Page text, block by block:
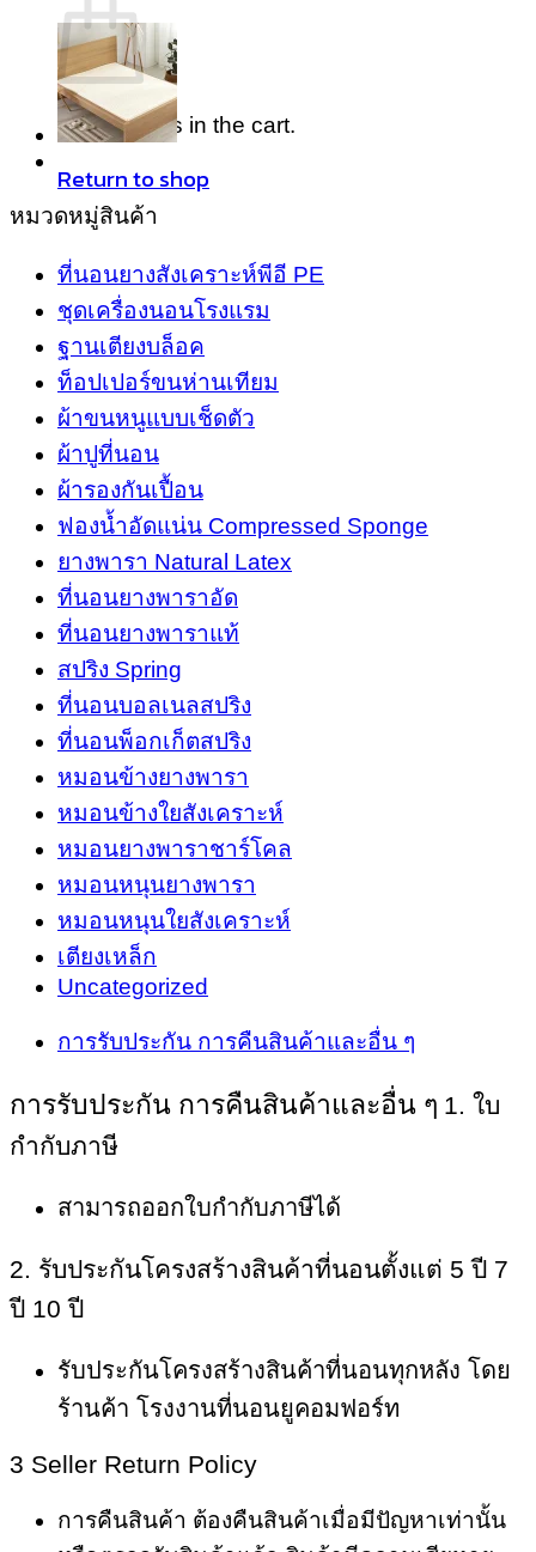
No products in the cart.
Return to shop
หมวดหมู่สินค้า
ที่นอนยางสังเคราะห์พีอี PE
ชุดเครื่องนอนโรงแรม
ฐานเตียงบล็อค
ท็อปเปอร์ขนห่านเทียม
ผ้าขนหนูแบบเช็ดตัว
ผ้าปูที่นอน
ผ้ารองกันเปื้อน
ฟองน้ำอัดแน่น Compressed Sponge
ยางพารา Natural Latex
ที่นอนยางพาราอัด
ที่นอนยางพาราแท้
สปริง Spring
ที่นอนบอลเนลสปริง
ที่นอนพ็อกเก็ตสปริง
หมอนข้างยางพารา
หมอนข้างใยสังเคราะห์
หมอนยางพาราชาร์โคล
หมอนหนุนยางพารา
หมอนหนุนใยสังเคราะห์
เตียงเหล็ก
Uncategorized
การรับประกัน การคืนสินค้าและอื่น ๆ
การรับประกัน การคืนสินค้าและอื่น ๆ 1. ใบ
กำกับภาษี
สามารถออกใบกำกับภาษีได้
2. รับประกันโครงสร้างสินค้าที่นอนตั้งแต่ 5 ปี 7
ปี 10 ปี
รับประกันโครงสร้างสินค้าที่นอนทุกหลัง โดย
ร้านค้า โรงงานที่นอนยูคอมฟอร์ท
3 Seller Return Policy
การคืนสินค้า ต้องคืนสินค้าเมื่อมีปัญหาเท่านั้น